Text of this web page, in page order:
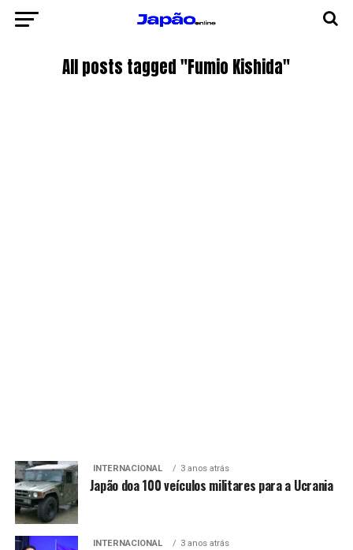
All posts tagged "Fumio Kishida"
INTERNACIONAL 3 anos atrás
Japão doa 100 veículos militares para a Ucrania
INTERNACIONAL 3 anos atrás